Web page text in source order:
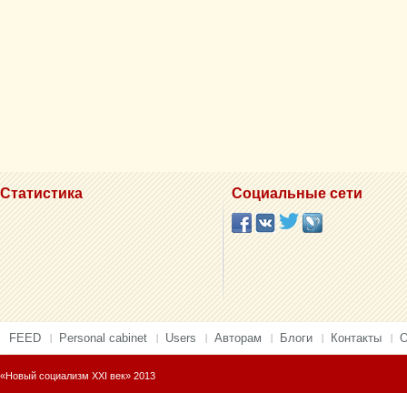
Статистика Социальные сети
FEED Personal cabinet Users Авторам Блоги Контакты
«Новый социализм XXI век» 2013